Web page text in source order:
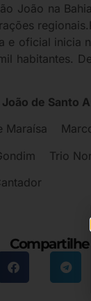
João na
e oficial inicia
habitantes.
de Santo
Maraísa
Trio